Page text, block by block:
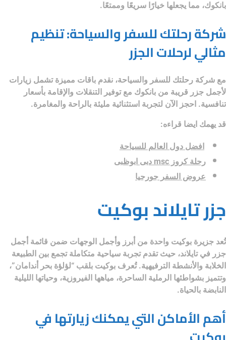
بانكوك، مما يجعلها خيارًا سريعًا وممتعًا.
شركة رحلتك للسفر والسياحة: تنظيم
مثالي لرحلات الجزر
مع شركة رحلتك للسفر والسياحة، نقدم باقات مميزة تشمل زيارات
لأجمل جزر قريبة من بانكوك مع توفير التنقلات والإقامة بأسعار
تنافسية. احجز الآن لتجربة استثنائية مليئة بالراحة والمغامرة.
قد يهمك ايضا قراءه:
افضل دول العالم للسياحة
رحلة كروز msc دبى ابوظبى
عروض السفر جورجيا
جزر تايلاند بوكيت
تُعد جزيرة بوكيت واحدة من أبرز وأجمل الوجهات ضمن قائمة أجمل
جزر في تايلاند، حيث تقدم تجربة سياحية متكاملة تجمع بين الطبيعة
الخلابة والأنشطة الترفيهية. تُعرف بوكيت بلقب “لؤلؤة بحر أندامان”،
وتتميز بشواطئها الرملية الساحرة، مياهها الفيروزية، وحياتها الليلية
النابضة بالحياة.
أهم الأماكن التي يمكنك زيارتها في